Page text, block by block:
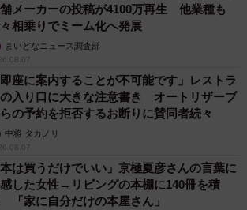
メーカーの投稿が4100万再生 他業種も
相乗りでミーム化へ発展
まいどなニュース調査部
即座に案内することが不可能です」レストラ
入り口に大きな注意書き オートリザーブ
の予約を拒否するお断りに賛同者続々
中将 タカノリ
本は買うだけでいい」京極夏彦さんの言葉に
した女性→リビングの本棚に140冊を積
「家に自分だけの本屋さん」